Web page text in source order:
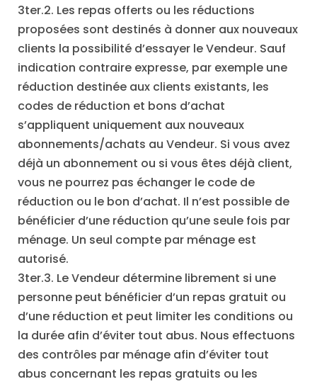
3ter.2. Les repas offerts ou les réductions
proposées sont destinés à donner aux nouveaux
clients la possibilité d’essayer le Vendeur. Sauf
indication contraire expresse, par exemple une
réduction destinée aux clients existants, les
codes de réduction et bons d’achat
s’appliquent uniquement aux nouveaux
abonnements/achats au Vendeur. Si vous avez
déjà un abonnement ou si vous êtes déjà client,
vous ne pourrez pas échanger le code de
réduction ou le bon d’achat. Il n’est possible de
bénéficier d’une réduction qu’une seule fois par
ménage. Un seul compte par ménage est
autorisé.
3ter.3. Le Vendeur détermine librement si une
personne peut bénéficier d’un repas gratuit ou
d’une réduction et peut limiter les conditions ou
la durée afin d’éviter tout abus. Nous effectuons
des contrôles par ménage afin d’éviter tout
abus concernant les repas gratuits ou les